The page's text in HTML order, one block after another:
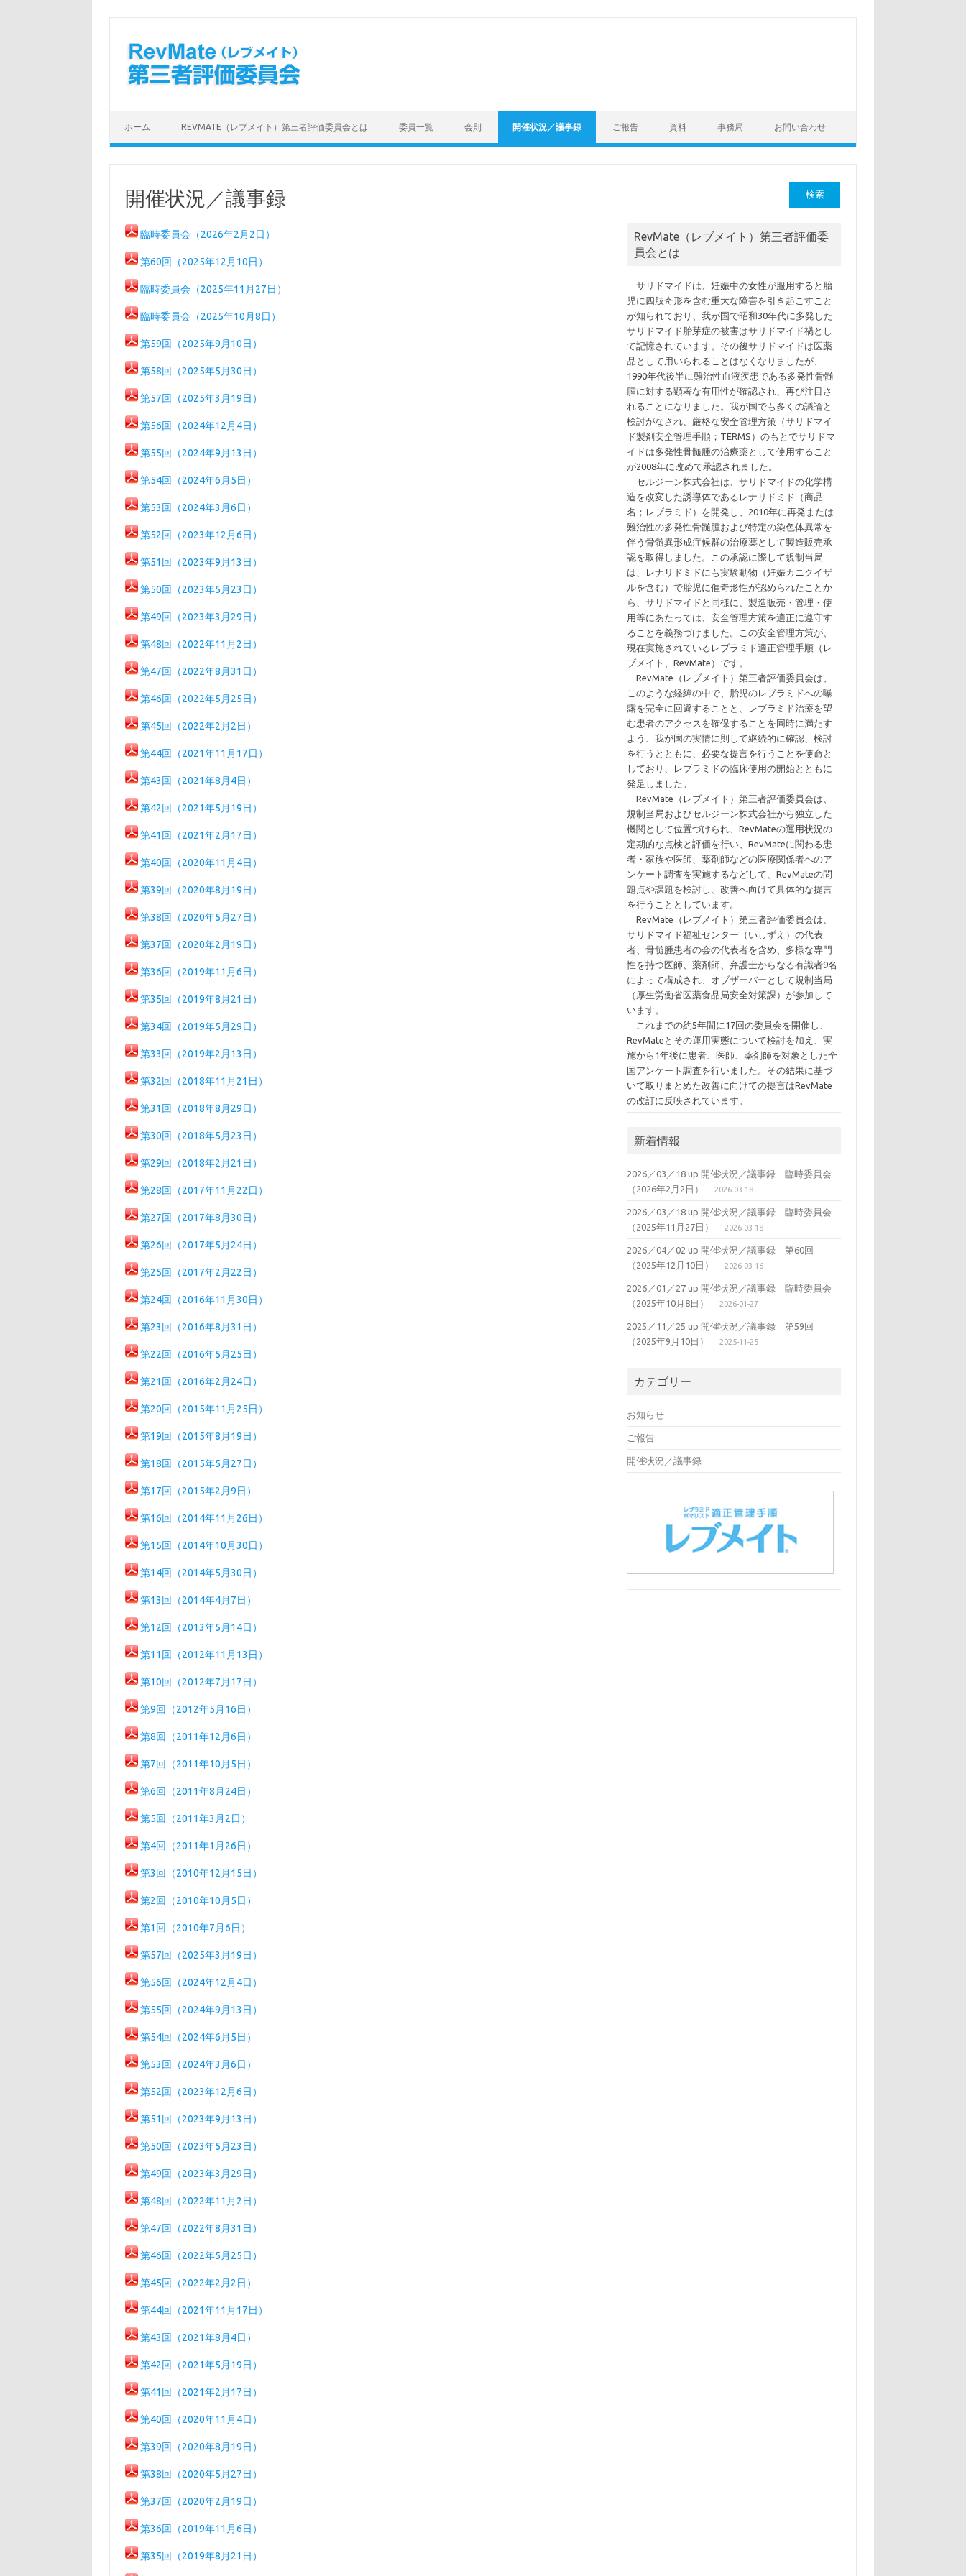
ホーム REVMATE（レブメイト）第三者評価委員会とは 委員一覧 会則 開催状況／議事録 ご報告 資料 事務局 お問い合わせ
開催状況／議事録
臨時委員会（2026年2月2日）
第60回（2025年12月10日）
臨時委員会（2025年11月27日）
臨時委員会（2025年10月8日）
第59回（2025年9月10日）
第58回（2025年5月30日）
第57回（2025年3月19日）
第56回（2024年12月4日）
第55回（2024年9月13日）
第54回（2024年6月5日）
第53回（2024年3月6日）
第52回（2023年12月6日）
第51回（2023年9月13日）
第50回（2023年5月23日）
第49回（2023年3月29日）
第48回（2022年11月2日）
第47回（2022年8月31日）
第46回（2022年5月25日）
第45回（2022年2月2日）
第44回（2021年11月17日）
第43回（2021年8月4日）
第42回（2021年5月19日）
第41回（2021年2月17日）
第40回（2020年11月4日）
第39回（2020年8月19日）
第38回（2020年5月27日）
第37回（2020年2月19日）
第36回（2019年11月6日）
第35回（2019年8月21日）
第34回（2019年5月29日）
第33回（2019年2月13日）
第32回（2018年11月21日）
第31回（2018年8月29日）
第30回（2018年5月23日）
第29回（2018年2月21日）
第28回（2017年11月22日）
第27回（2017年8月30日）
第26回（2017年5月24日）
第25回（2017年2月22日）
第24回（2016年11月30日）
第23回（2016年8月31日）
第22回（2016年5月25日）
第21回（2016年2月24日）
第20回（2015年11月25日）
第19回（2015年8月19日）
第18回（2015年5月27日）
第17回（2015年2月9日）
第16回（2014年11月26日）
第15回（2014年10月30日）
第14回（2014年5月30日）
第13回（2014年4月7日）
第12回（2013年5月14日）
第11回（2012年11月13日）
第10回（2012年7月17日）
第9回（2012年5月16日）
第8回（2011年12月6日）
第7回（2011年10月5日）
第6回（2011年8月24日）
第5回（2011年3月2日）
第4回（2011年1月26日）
第3回（2010年12月15日）
第2回（2010年10月5日）
第1回（2010年7月6日）
第57回（2025年3月19日）
第56回（2024年12月4日）
第55回（2024年9月13日）
第54回（2024年6月5日）
第53回（2024年3月6日）
第52回（2023年12月6日）
第51回（2023年9月13日）
第50回（2023年5月23日）
第49回（2023年3月29日）
第48回（2022年11月2日）
第47回（2022年8月31日）
第46回（2022年5月25日）
第45回（2022年2月2日）
第44回（2021年11月17日）
第43回（2021年8月4日）
第42回（2021年5月19日）
第41回（2021年2月17日）
第40回（2020年11月4日）
第39回（2020年8月19日）
第38回（2020年5月27日）
第37回（2020年2月19日）
第36回（2019年11月6日）
第35回（2019年8月21日）
索:
RevMate（レブメイト）第三者評価委
員会とは
サリドマイドは、妊娠中の女性が服用すると胎
児に四肢奇形を含む重大な障害を引き起こすこと
が知られており、我が国で昭和30年代に多発した
サリドマイド胎芽症の被害はサリドマイド禍とし
て記憶されています。その後サリドマイドは医薬
品として用いられることはなくなりましたが、
1990年代後半に難治性血液疾患である多発性骨髄
腫に対する顕著な有用性が確認され、再び注目さ
れることになりました。我が国でも多くの議論と
検討がなされ、厳格な安全管理方策（サリドマイ
ド製剤安全管理手順；TERMS）のもとでサリドマ
イドは多発性骨髄腫の治療薬として使用すること
が2008年に改めて承認されました。
セルジーン株式会社は、サリドマイドの化学構
造を改変した誘導体であるレナリドミド（商品
名；レブラミド）を開発し、2010年に再発または
難治性の多発性骨髄腫および特定の染色体異常を
伴う骨髄異形成症候群の治療薬として製造販売承
認を取得しました。この承認に際して規制当局
は、レナリドミドにも実験動物（妊娠カニクイザ
ルを含む）で胎児に催奇形性が認められたことか
ら、サリドマイドと同様に、製造販売・管理・使
用等にあたっては、安全管理方策を適正に遵守す
ることを義務づけました。この安全管理方策が、
現在実施されているレブラミド適正管理手順（レ
ブメイト、RevMate）です。
RevMate（レブメイト）第三者評価委員会は、
このような経緯の中で、胎児のレブラミドへの曝
露を完全に回避することと、レブラミド治療を望
む患者のアクセスを確保することを同時に満たす
よう、我が国の実情に則して継続的に確認、検討
を行うとともに、必要な提言を行うことを使命と
しており、レブラミドの臨床使用の開始とともに
発足しました。
RevMate（レブメイト）第三者評価委員会は、
規制当局およびセルジーン株式会社から独立した
機関として位置づけられ、RevMateの運用状況の
定期的な点検と評価を行い、RevMateに関わる患
者・家族や医師、薬剤師などの医療関係者へのア
ンケート調査を実施するなどして、RevMateの問
題点や課題を検討し、改善へ向けて具体的な提言
を行うこととしています。
RevMate（レブメイト）第三者評価委員会は、
サリドマイド福祉センター（いしずえ）の代表
者、骨髄腫患者の会の代表者を含め、多様な専門
性を持つ医師、薬剤師、弁護士からなる有識者9名
によって構成され、オブザーバーとして規制当局
（厚生労働省医薬食品局安全対策課）が参加して
います。
これまでの約5年間に17回の委員会を開催し、
RevMateとその運用実態について検討を加え、実
施から1年後に患者、医師、薬剤師を対象とした全
国アンケート調査を行いました。その結果に基づ
いて取りまとめた改善に向けての提言はRevMate
の改訂に反映されています。
新着情報
2026／03／18 up 開催状況／議事録 臨時委員会
（2026年2月2日）
2026-03-18
2026／03／18 up 開催状況／議事録 臨時委員会
（2025年11月27日）
2026-03-18
2026／04／02 up 開催状況／議事録 第60回
（2025年12月10日）
2026-03-16
2026／01／27 up 開催状況／議事録 臨時委員会
（2025年10月8日）
2026-01-27
2025／11／25 up 開催状況／議事録 第59回
（2025年9月10日）
2025-11-25
カテゴリー
お知らせ
ご報告
開催状況／議事録